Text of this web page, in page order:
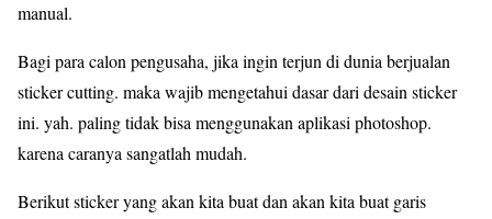
manual.
Bagi para calon pengusaha, jika ingin terjun di dunia berjualan
sticker cutting. maka wajib mengetahui dasar dari desain sticker
ini. yah. paling tidak bisa menggunakan aplikasi photoshop.
karena caranya sangatlah mudah.
Berikut sticker yang akan kita buat dan akan kita buat garis